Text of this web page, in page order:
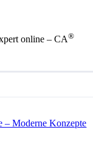
online – CA®
– Moderne Konzepte